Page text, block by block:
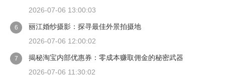
2026-07-06 13:00:03
6
丽江婚纱摄影：探寻最佳外景拍摄地
2026-07-06 12:00:02
7
揭秘淘宝内部优惠券：零成本赚取佣金的秘密武器
2026-07-06 11:30:02